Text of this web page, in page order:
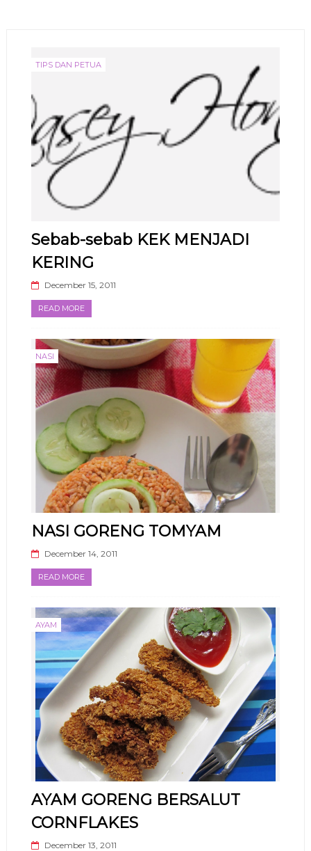
TIPS DAN PETUA
Sebab-sebab KEK MENJADI
KERING
December 15, 2011
READ MORE
NASI
NASI GORENG TOMYAM
December 14, 2011
READ MORE
AYAM
AYAM GORENG BERSALUT
CORNFLAKES
December 13, 2011